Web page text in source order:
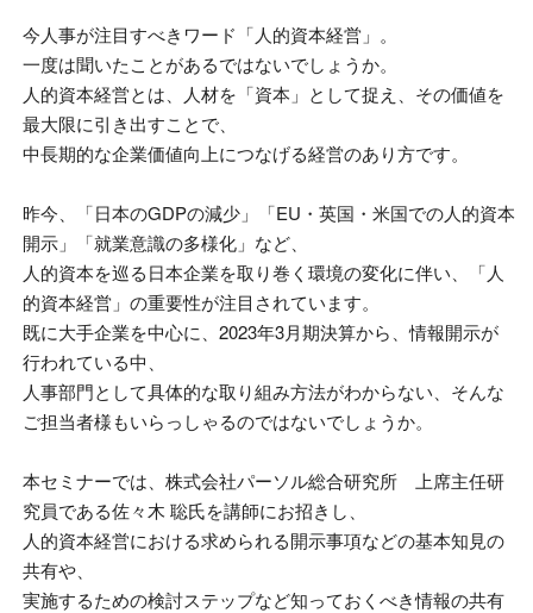
今人事が注目すべきワード「人的資本経営」。
一度は聞いたことがあるではないでしょうか。
人的資本経営とは、⼈材を「資本」として捉え、その価値を
最⼤限に引き出すことで、
中⻑期的な企業価値向上につなげる経営のあり⽅です。
昨今、「日本のGDPの減少」「EU ・英国・米国での人的資本
開示」「就業意識の多様化」など、
人的資本を巡る日本企業を取り巻く環境の変化に伴い、「人
的資本経営」の重要性が注目されています。
既に大手企業を中心に、 2023年3月期決算から、情報開示が
行われている中、
人事部門として具体的な取り組み方法がわからない、そんな
ご担当者様もいらっしゃるのではないでしょうか。
本セミナーでは、株式会社パーソル総合研究所 上席主任研
究員である佐々木 聡氏を講師にお招きし、
人的資本経営における求められる開示事項などの基本知見の
共有や、
実施するための検討ステップなど知っておくべき情報の共有